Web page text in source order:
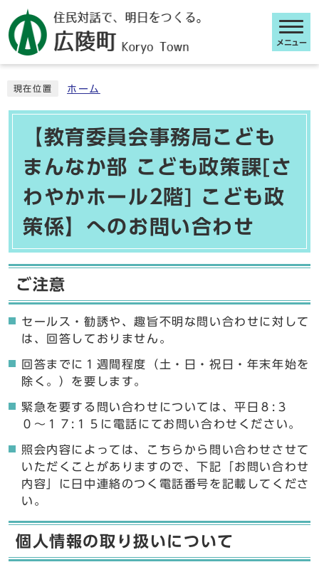
メニュー
現在位置 ホーム
【教育委員会事務局こども
まんなか部 こども政策課[さ
わやかホール2階] こども政
策係】へのお問い合わせ
ご注意
セールス・勧誘や、趣旨不明な問い合わせに対して
は、回答しておりません。
回答までに１週間程度（土・日・祝日・年末年始を
除く。）を要します。
緊急を要する問い合わせについては、平日８:３
０〜１７:１５に電話にてお問い合わせください。
照会内容によっては、こちらから問い合わせさせて
いただくことがありますので、下記「お問い合わせ
内容」に日中連絡のつく電話番号を記載してくださ
い。
個人情報の取り扱いについて